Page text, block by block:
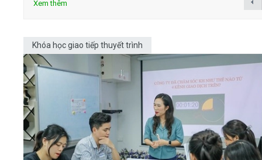
Xem thêm
Khóa học giao tiếp thuyết trình